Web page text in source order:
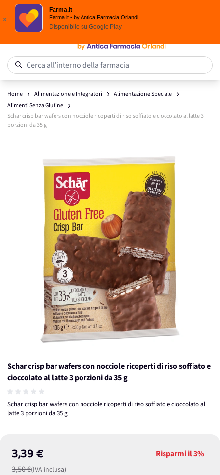
Spedizione
x
Farma.it
Farma.it - by Antica Farmacia Orlandi
Disponibile su Google Play
Salta al contenuto
Cerca all’interno della farmacia
Home Alimentazione e Integratori
Alimentazione Speciale
Alimenti Senza Glutine
Schar crisp bar wafers con nocciole ricoperti di riso soffiato e cioccolato al latte 3
porzioni da 35 g
Schar crisp bar wafers con nocciole ricoperti di riso soffiato e
cioccolato al latte 3 porzioni da 35 g
Schar crisp bar wafers con nocciole ricoperti di riso soffiato e cioccolato al
latte 3 porzioni da 35 g
3,39 €
3,50 €(IVA inclusa)
Risparmi il3%